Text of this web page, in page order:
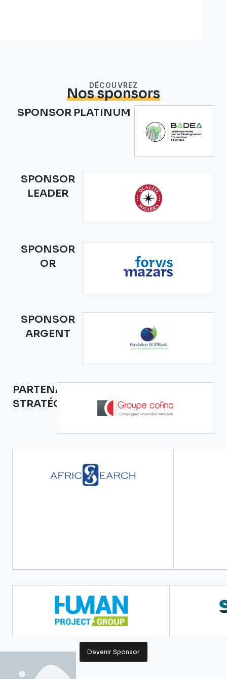
DÉCOUVREZ
Nos sponsors
SPONSOR PLATINUM
SPONSOR
LEADER
SPONSOR
OR
SPONSOR
ARGENT
PARTENAIRE
STRATÉGIQUE
Devenir Sponsor